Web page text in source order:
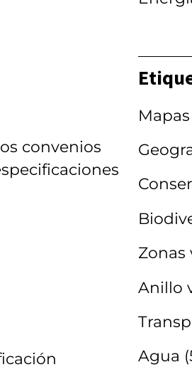
convenios
Zonas
Anillo
Agua